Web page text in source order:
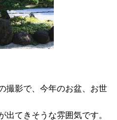
撮影で、今年のお盆、お世
出てきそうな雰囲気です。